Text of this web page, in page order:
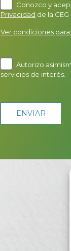
Conozco y
Privacidad de la
Ver condiciones
Autorizo
servicios de interés.